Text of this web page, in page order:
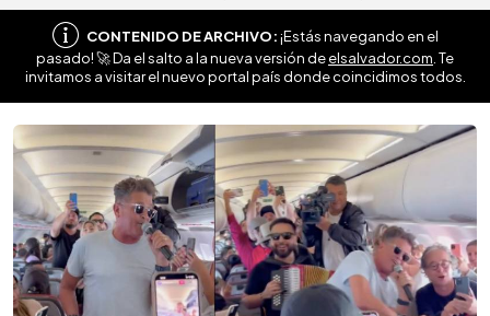
CONTENIDO DE ARCHIVO:¡Estás navegando en el
pasado! 🚀 Da el salto a la nueva versión deelsalvador.com . Te
invitamos a visitar el nuevo portal país donde coincidimos todos.